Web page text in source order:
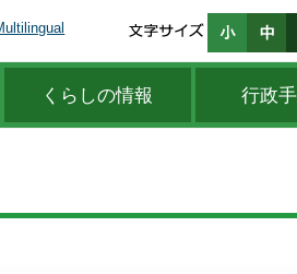
くらしの情報 行政